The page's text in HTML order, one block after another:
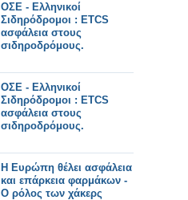
ΟΣΕ - Ελληνικοί
Σιδηρόδρομοι : ETCS
ασφάλεια στους
σιδηροδρόμους.
ΟΣΕ - Ελληνικοί
Σιδηρόδρομοι : ETCS
ασφάλεια στους
σιδηροδρόμους.
Η Ευρώπη θέλει ασφάλεια
και επάρκεια φαρμάκων -
Ο ρόλος των χάκερς